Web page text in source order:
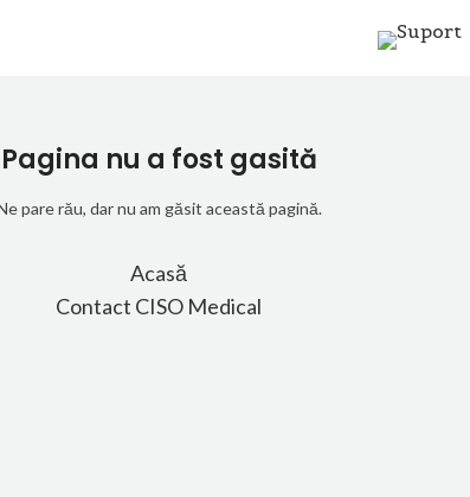
Pagina nu a fost gasită
pare rău, dar nu am găsit această pagină.
Acasă
Contact CISO Medical